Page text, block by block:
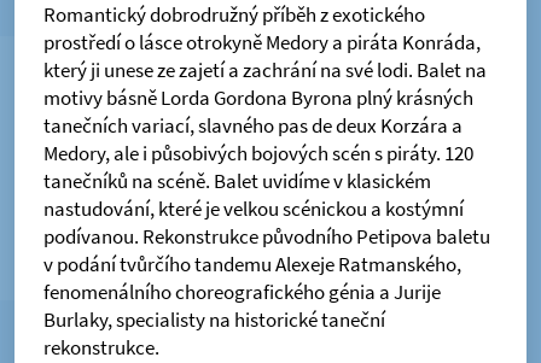
Romantický dobrodružný příběh z exotického
prostředí o lásce otrokyně Medory a piráta Konráda,
který ji unese ze zajetí a zachrání na své lodi. Balet na
motivy básně Lorda Gordona Byrona plný krásných
tanečních variací, slavného pas de deux Korzára a
Medory, ale i působivých bojových scén s piráty. 120
tanečníků na scéně. Balet uvidíme v klasickém
nastudování, které je velkou scénickou a kostýmní
podívanou. Rekonstrukce původního Petipova baletu
v podání tvůrčího tandemu Alexeje Ratmanského,
fenomenálního choreografického génia a Jurije
Burlaky, specialisty na historické taneční
rekonstrukce.